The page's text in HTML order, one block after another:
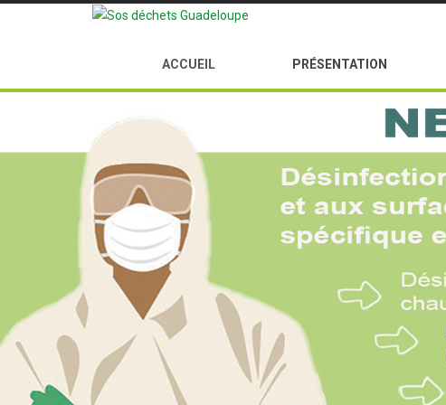
ACCUEIL PRÉSENTATION